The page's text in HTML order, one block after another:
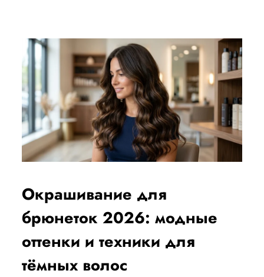
Окрашивание для
брюнеток 2026: модные
оттенки и техники для
тёмных волос